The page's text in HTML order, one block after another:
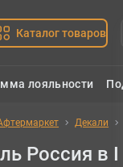
Каталог товаров
лояльности
Декали
Россия в